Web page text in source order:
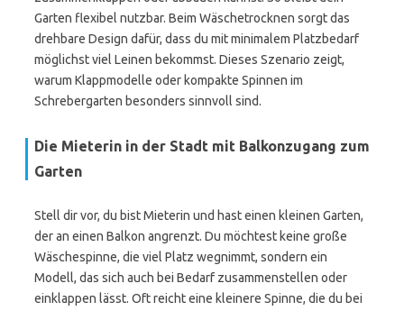
Garten flexibel nutzbar. Beim Wäschetrocknen sorgt das
drehbare Design dafür, dass du mit minimalem Platzbedarf
möglichst viel Leinen bekommst. Dieses Szenario zeigt,
warum Klappmodelle oder kompakte Spinnen im
Schrebergarten besonders sinnvoll sind.
Die Mieterin in der Stadt mit Balkonzugang zum
Garten
Stell dir vor, du bist Mieterin und hast einen kleinen Garten,
der an einen Balkon angrenzt. Du möchtest keine große
Wäschespinne, die viel Platz wegnimmt, sondern ein
Modell, das sich auch bei Bedarf zusammenstellen oder
einklappen lässt. Oft reicht eine kleinere Spinne, die du bei